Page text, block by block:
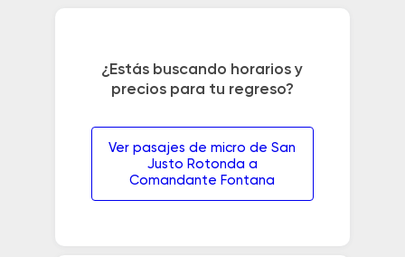
¿Estás buscando horarios y
precios para tu regreso?
Ver pasajes de micro de San
Justo Rotonda a
Comandante Fontana